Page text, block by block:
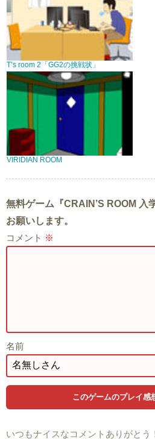
T’s room 2「GG2の挑戦状」
VIRIDIAN ROOM
無料ゲーム『CRAIN’S ROOM 入
お願いします。
コメント ※
名前
いつもナイスなコメントありがと